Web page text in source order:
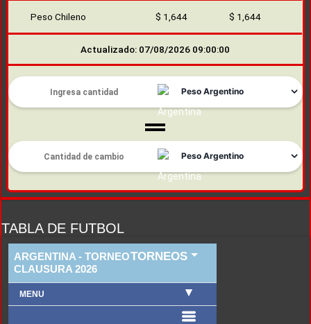
Peso Chileno $ 1,644 $ 1,644
Actualizado: 07/08/2026 09:00:00
TABLA DE FUTBOL